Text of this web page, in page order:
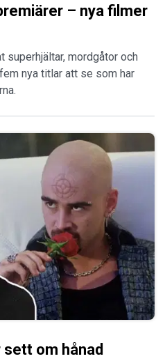
– nya filmer
superhjältar, mordgåtor och
nya titlar att se som har
om hånad